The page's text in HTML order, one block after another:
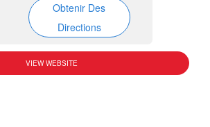
Obtenir Des
Directions
VIEW WEBSITE